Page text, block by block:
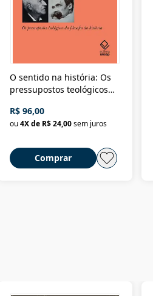
O sentido na história: Os
pressupostos teológicos
R$ 96,00
ou4X de R$ 24,00sem juros
Comprar